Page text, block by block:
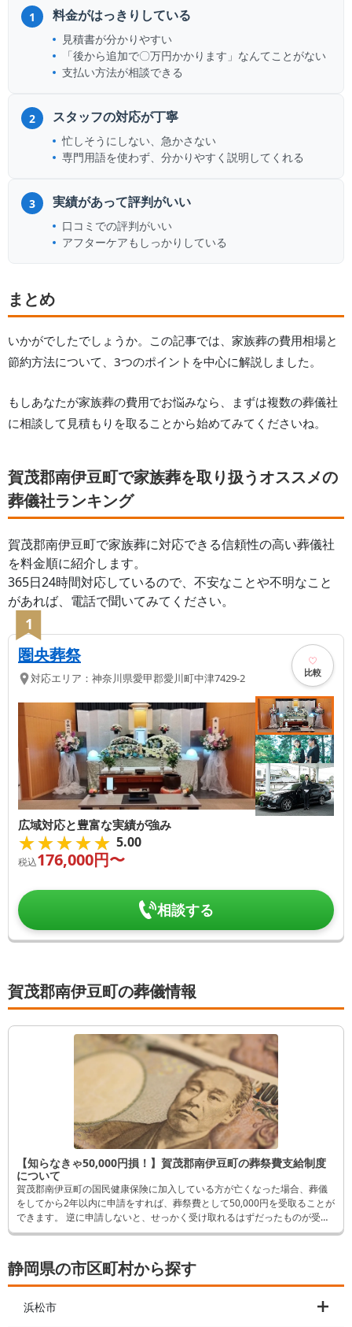
1 料金がはっきりしている
見積書が分かりやすい
「後から追加で〇万円かかります」なんてことがない
支払い方法が相談できる
2 スタッフの対応が丁寧
忙しそうにしない、急かさない
専門用語を使わず、分かりやすく説明してくれる
3 実績があって評判がいい
口コミでの評判がいい
アフターケアもしっかりしている
まとめ
いかがでしたでしょうか。この記事では、家族葬の費用相場と
節約方法について、3つのポイントを中心に解説しました。
もしあなたが家族葬の費用でお悩みなら、まずは複数の葬儀社
に相談して見積もりを取ることから始めてみてくださいね。
賀茂郡南伊豆町で家族葬を取り扱うオススメの
葬儀社ランキング
賀茂郡南伊豆町で家族葬に対応できる信頼性の高い葬儀社
を料金順に紹介します。
365日24時間対応しているので、不安なことや不明なこと
があれば、電話で聞いてみてください。
1
圏央葬祭
対応エリア： 神奈川県愛甲郡愛川町中津7429-2 比較
広域対応と豊富な実績が強み
★★★★★
★★★★★ 5.00
税込176,000円〜
相談する
賀茂郡南伊豆町の葬儀情報
【知らなきゃ50,000円損！】賀茂郡南伊豆町の葬祭費支給制度
について
賀茂郡南伊豆町の国民健康保険に加入している方が亡くなった場合、葬儀
をしてから2年以内に申請をすれば、葬祭費として50,000円を受取ることが
できます。 逆に申請しないと、せっかく受け取れるはずだったものが受取
れなくなってしまいます。 そんなことにならないよう、この記事では申請
静岡県の市区町村から探す
浜松市